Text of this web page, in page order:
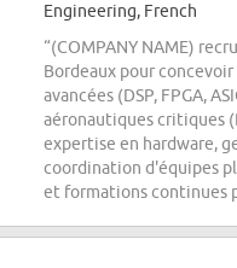
Engineering, French
“(COMPANY NAME)
Bordeaux pour
avancées (DSP, FPGA,
aéronautiques critiques
expertise en hardware,
coordination d'équipes
et formations continues